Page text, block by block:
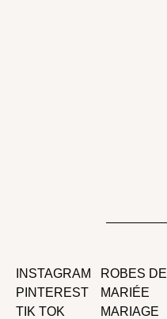
INSTAGRAM
PINTEREST
TIK TOK
ROBES DE
MARIÉE
MARIAGE